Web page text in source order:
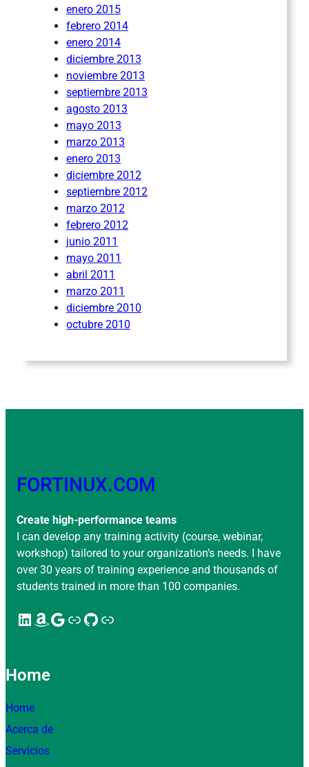
enero 2015
febrero 2014
enero 2014
diciembre 2013
noviembre 2013
septiembre 2013
agosto 2013
mayo 2013
marzo 2013
enero 2013
diciembre 2012
septiembre 2012
marzo 2012
febrero 2012
junio 2011
mayo 2011
abril 2011
marzo 2011
diciembre 2010
octubre 2010
FORTINUX.COM
Create high-performance teams
I can develop any training activity (course, webinar,
workshop) tailored to your organization’s needs. I have
over 30 years of training experience and thousands of
students trained in more than 100 companies.
LinkedIn Amazon Google Enlace GitHub Enlace
Home
Home
Acerca de
Servicios